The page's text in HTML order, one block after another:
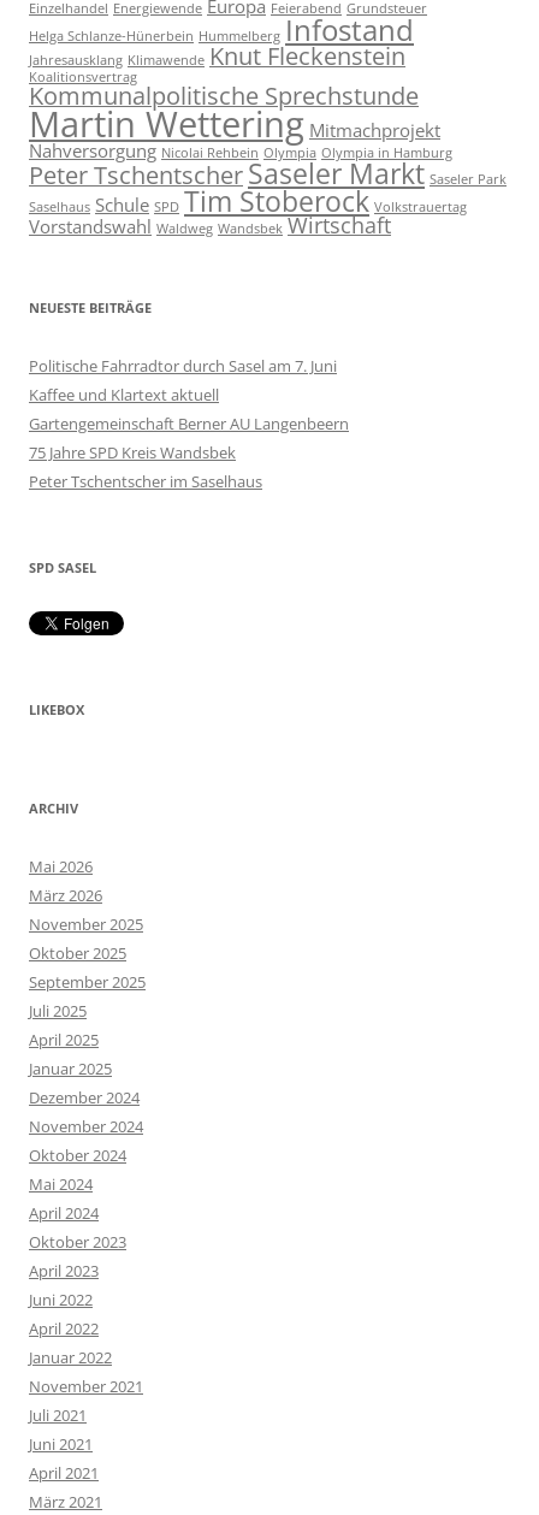
Einzelhandel Energiewende Europa Feierabend Grundsteuer
Helga Schlanze-Hünerbein Hummelberg Infostand
Jahresausklang Klimawende Knut Fleckenstein
Koalitionsvertrag
Kommunalpolitische Sprechstunde
Martin Wettering Mitmachprojekt
Nahversorgung Nicolai Rehbein Olympia Olympia in Hamburg
Peter TschentscherSaseler Markt Saseler Park
Saselhaus Schule SPD Tim Stoberock Volkstrauertag
Vorstandswahl Waldweg Wandsbek Wirtschaft
NEUESTE BEITRÄGE
Politische Fahrradtor durch Sasel am 7. Juni
Kaffee und Klartext aktuell
Gartengemeinschaft Berner AU Langenbeern
75 Jahre SPD Kreis Wandsbek
Peter Tschentscher im Saselhaus
SPD SASEL
LIKEBOX
ARCHIV
Mai 2026
März 2026
November 2025
Oktober 2025
September 2025
Juli 2025
April 2025
Januar 2025
Dezember 2024
November 2024
Oktober 2024
Mai 2024
April 2024
Oktober 2023
April 2023
Juni 2022
April 2022
Januar 2022
November 2021
Juli 2021
Juni 2021
April 2021
März 2021